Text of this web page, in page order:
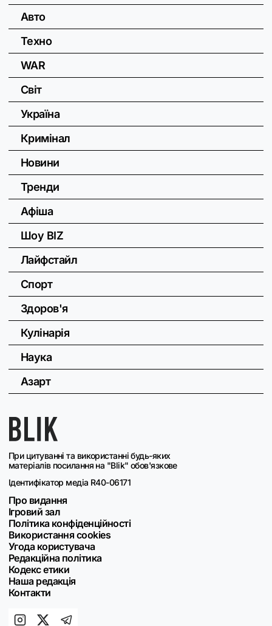
При цитуванні та використанні будь-яких
матеріалів посилання на "Blik" обов'язкове
Ідентифікатор медіа R40-06171
Про видання
Ігровий зал
Політика конфіденційності
Використання cookies
Угода користувача
Редакційна політика
Кодекс етики
Наша редакція
Контакти
Авто
Техно
WAR
Світ
Україна
Кримінал
Новини
Тренди
Афіша
Шоу BIZ
Лайфстайл
Спорт
Здоров'я
Кулінарія
Наука
Азарт